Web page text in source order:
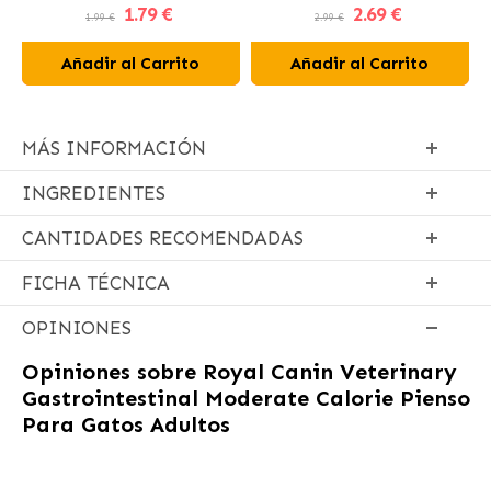
1.99 € 1.79 €
Añadir al Carrito
2.99 € 2.69 €
Añadir al Carrito
MÁS INFORMACIÓN
INGREDIENTES
CANTIDADES RECOMENDADAS
FICHA TÉCNICA
OPINIONES
Opiniones sobre Royal Canin Veterinary
Gastrointestinal Moderate Calorie Pienso
Para Gatos Adultos